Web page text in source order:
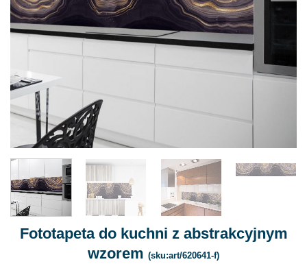
Fototapeta do kuchni z abstrakcyjnym
wzorem (sku:art/620641-f)